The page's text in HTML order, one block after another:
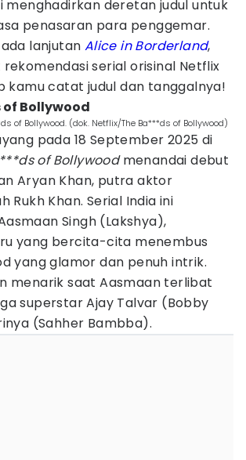
menghadirkan deretan judul untuk
penasaran para penggemar.
lanjutan Alice in Borderland,
serial orisinal Netflix
kamu catat judul dan tanggalnya!
of Bollywood
of Bollywood. (dok. Netflix/The Ba***ds of Bollywood)
pada 18 September 2025 di
of Bollywoodmenandai debut
Aryan Khan, putra aktor
Rukh Khan. Serial India ini
Singh (Lakshya),
yang bercita-cita menembus
yang glamor dan penuh intrik.
menarik saat Aasmaan terlibat
superstar Ajay Talvar (Bobby
(Sahher Bambba).